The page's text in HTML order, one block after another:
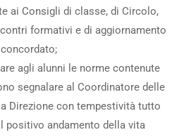
ai Consigli di classe, di Circolo,
formativi e di aggiornamento
agli alunni le norme contenute
segnalare al Coordinatore delle
Direzione con tempestività tutto
positivo andamento della vita